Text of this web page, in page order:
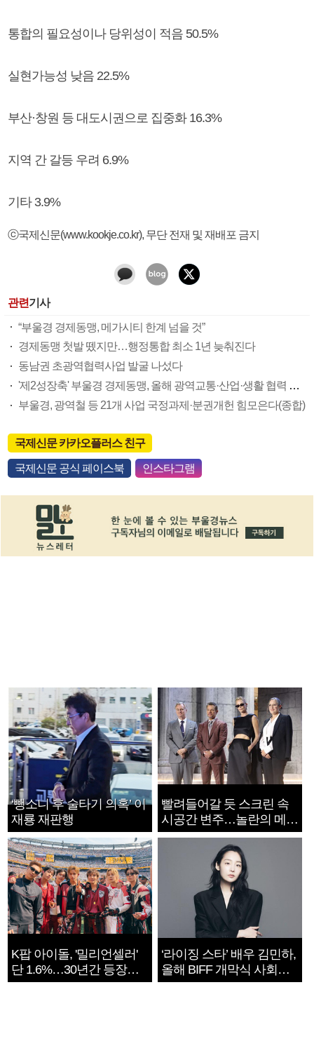
통합의 필요성이나 당위성이 적음 50.5%
실현가능성 낮음 22.5%
부산·창원 등 대도시권으로 집중화 16.3%
지역 간 갈등 우려 6.9%
기타 3.9%
ⓒ국제신문(www.kookje.co.kr), 무단 전재 및 재배포 금지
관련기사
“부울경 경제동맹, 메가시티 한계 넘을 것”
경제동맹 첫발 뗐지만…행정통합 최소 1년 늦춰진다
동남권 초광역협력사업 발굴 나섰다
'제2성장축' 부울경 경제동맹, 올해 광역교통·산업·생활 협력 성과 가시화
부울경, 광역철 등 21개 사업 국정과제·분권개헌 힘모은다(종합)
국제신문 카카오플러스 친구
국제신문 공식 페이스북 인스타그램
‘뺑소니 후 술타기 의혹’ 이
재룡 재판행
빨려들어갈 듯 스크린 속
시공간 변주…놀란의 메시
지는 ‘전쟁 속죄’
K팝 아이돌, '밀리언셀러'
단 1.6%…30년간 등장
1182개팀 전수조사
‘라이징 스타’ 배우 김민하,
올해 BIFF 개막식 사회자
확정